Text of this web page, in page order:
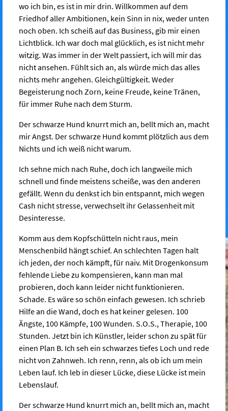
wo ich bin, es ist in mir drin. Willkommen auf dem
Friedhof aller Ambitionen, kein Sinn in nix, weder unten
noch oben. Ich scheiß auf das Business, gib mir einen
Lichtblick. Ich war doch mal glücklich, es ist nicht mehr
witzig. Was immer in der Welt passiert, ich will mir das
nicht ansehen. Fühlt sich an, als würde mich das alles
nichts mehr angehen. Gleichgültigkeit. Weder
Begeisterung noch Zorn, keine Freude, keine Tränen,
für immer Ruhe nach dem Sturm.
Der schwarze Hund knurrt mich an, bellt mich an, macht
mir Angst. Der schwarze Hund kommt plötzlich aus dem
Nichts und ich weiß nicht warum.
Ich sehne mich nach Ruhe, doch ich langweile mich
schnell und finde meistens scheiße, was den anderen
gefällt. Wenn du denkst ich bin entspannt, mich wegen
Cash nicht stresse, verwechselt ihr Gelassenheit mit
Desinteresse.
Komm aus dem Kopfschütteln nicht raus, mein
Menschenbild hängt schief. An schlechten Tagen halt
ich jeden, der noch kämpft, für naiv. Mit Drogenkonsum
fehlende Liebe zu kompensieren, kann man mal
probieren, doch kann leider nicht funktionieren.
Schade. Es wäre so schön einfach gewesen. Ich schrieb
Hilfe an die Wand, doch es hat keiner gelesen. 100
Ängste, 100 Kämpfe, 100 Wunden. S.O.S., Therapie, 100
Stunden. Jetzt bin ich Künstler, leider schon zu spät für
einen Plan B. Ich seh ein schwarzes tiefes Loch und rede
nicht von Zahnweh. Ich renn, renn, als ob ich um mein
Leben lauf. Ich leb in dieser Lücke, diese Lücke ist mein
Lebenslauf.
Der schwarze Hund knurrt mich an, bellt mich an, macht